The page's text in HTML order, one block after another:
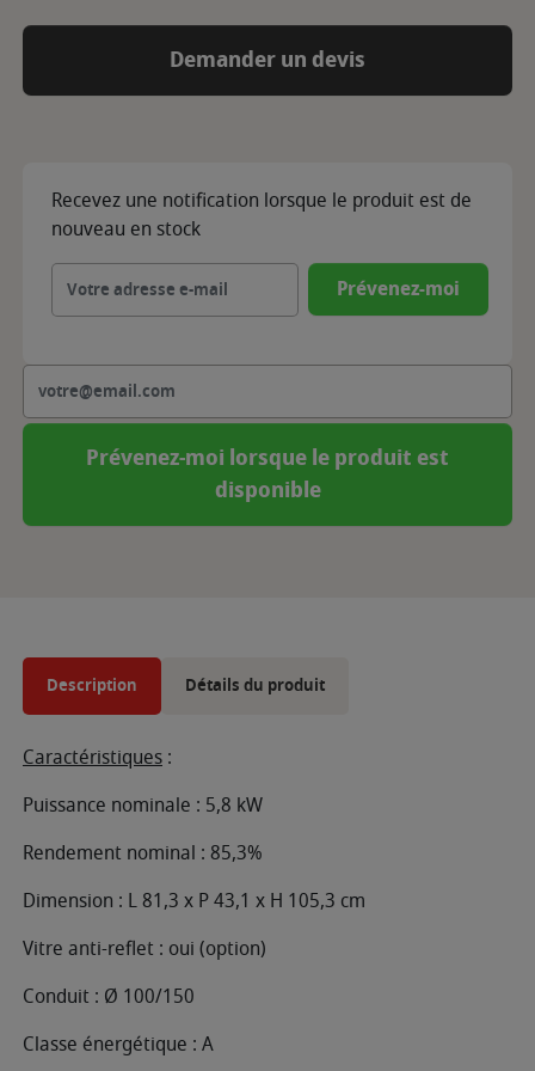
Demander un devis
Recevez une notification lorsque le produit est de
nouveau en stock
Prévenez-moi
Prévenez-moi lorsque le produit est
disponible
Description Détails du produit
Caractéristiques :
Puissance nominale : 5,8 kW
Rendement nominal : 85,3%
Dimension : L 81,3 x P 43,1 x H 105,3 cm
Vitre anti-reflet : oui (option)
Conduit : Ø 100/150
Classe énergétique : A